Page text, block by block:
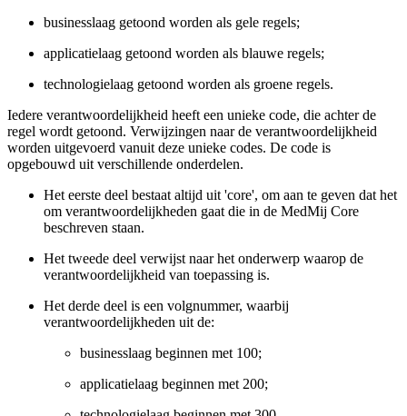
businesslaag getoond worden als gele regels;
applicatielaag getoond worden als blauwe regels;
technologielaag getoond worden als groene regels.
Iedere verantwoordelijkheid heeft een unieke code, die achter de
regel wordt getoond. Verwijzingen naar de verantwoordelijkheid
worden uitgevoerd vanuit deze unieke codes. De code is
opgebouwd uit verschillende onderdelen.
Het eerste deel bestaat altijd uit 'core', om aan te geven dat het
om verantwoordelijkheden gaat die in de MedMij Core
beschreven staan.
Het tweede deel verwijst naar het onderwerp waarop de
verantwoordelijkheid van toepassing is.
Het derde deel is een volgnummer, waarbij
verantwoordelijkheden uit de:
businesslaag beginnen met 100;
applicatielaag beginnen met 200;